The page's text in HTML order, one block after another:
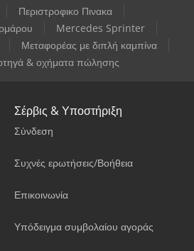
Περιστροφικο Πινακα
Mercedes Sprinter
Μεταφορέας με διπλή καμπίνα
& οχήματα πώλησης
Σέρβις & Υποστήριξη
Σύνδεση
Συχνές ερωτήσεις/Βοήθεια
Επικοινωνία
Υπόδειγμα συμβολαίου αγοράς